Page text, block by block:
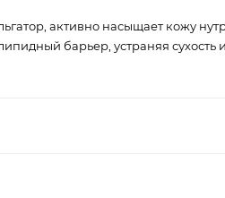
активно насыщает кожу
барьер, устраняя сухость